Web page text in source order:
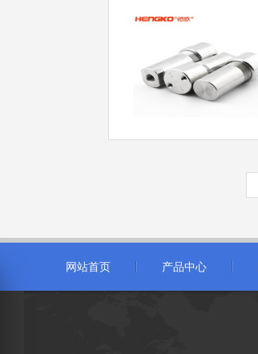
网站首页 产品中心